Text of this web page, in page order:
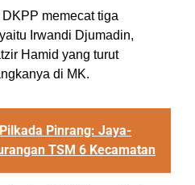
memecat tiga
Irwandi Djumadin,
Hamid yang turut
di MK.
Pinrang: Jaya-
TSM 6 Kecamatan